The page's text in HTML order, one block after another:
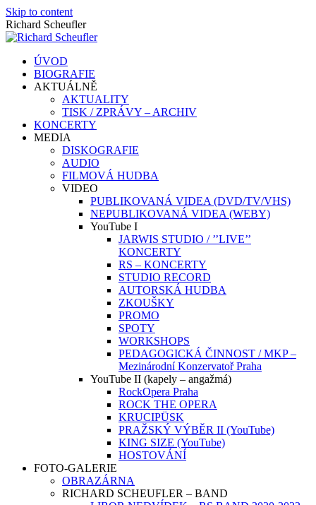
Skip to content
Richard Scheufler
ÚVOD
BIOGRAFIE
AKTUÁLNĚ
AKTUALITY
TISK / ZPRÁVY – ARCHIV
KONCERTY
MEDIA
DISKOGRAFIE
AUDIO
FILMOVÁ HUDBA
VIDEO
PUBLIKOVANÁ VIDEA (DVD/TV/VHS)
NEPUBLIKOVANÁ VIDEA (WEBY)
YouTube I
JARWIS STUDIO / ’’LIVE’’
KONCERTY
RS – KONCERTY
STUDIO RECORD
AUTORSKÁ HUDBA
ZKOUŠKY
PROMO
SPOTY
WORKSHOPS
PEDAGOGICKÁ ČINNOST / MKP –
Mezinárodní Konzervatoř Praha
YouTube II (kapely – angažmá)
RockOpera Praha
ROCK THE OPERA
KRUCIPÜSK
PRAŽSKÝ VÝBĚR II (YouTube)
KING SIZE (YouTube)
HOSTOVÁNÍ
FOTO-GALERIE
OBRAZÁRNA
RICHARD SCHEUFLER – BAND